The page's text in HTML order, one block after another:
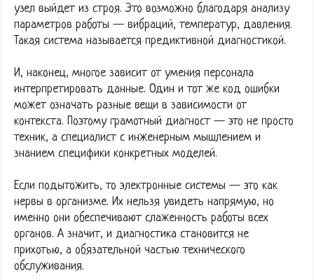
узел выйдет из строя. Это возможно благодаря анализу
параметров работы — вибраций, температур, давления.
Такая система называется предиктивной диагностикой.
И, наконец, многое зависит от умения персонала
интерпретировать данные. Один и тот же код ошибки
может означать разные вещи в зависимости от
контекста. Поэтому грамотный диагност — это не просто
техник, а специалист с инженерным мышлением и
знанием специфики конкретных моделей.
Если подытожить, то электронные системы — это как
нервы в организме. Их нельзя увидеть напрямую, но
именно они обеспечивают слаженность работы всех
органов. А значит, и диагностика становится не
прихотью, а обязательной частью технического
обслуживания.